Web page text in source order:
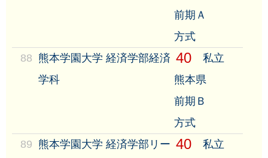
前期Ａ
方式
88 熊本学園大学 経済学部経済
学科
40
私立
熊本県
前期Ｂ
方式
89 熊本学園大学 経済学部リー 40
私立